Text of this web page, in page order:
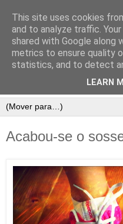
Acabou-se o
This site uses cookies
and to analyze traffic.
shared with Google along
metrics to ensure quality
statistics, and to detect
LEARN